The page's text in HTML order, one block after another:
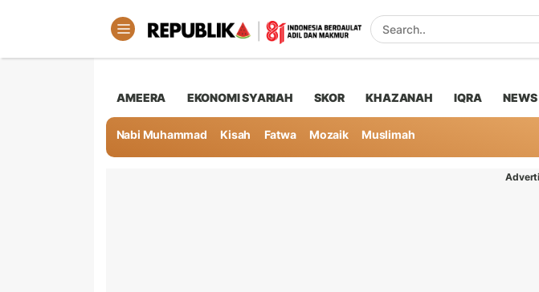
AMEERA EKONOMI SYARIAH SKOR KHAZANAH IQRA NEWS
Nabi Muhammad Kisah Fatwa Mozaik Muslimah